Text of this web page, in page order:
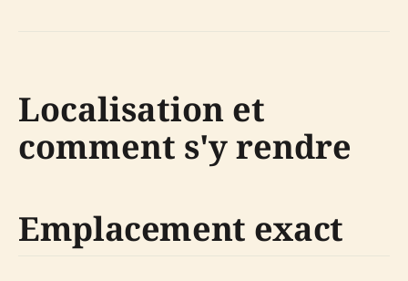
Localisation et
comment s'y rendre
Emplacement exact